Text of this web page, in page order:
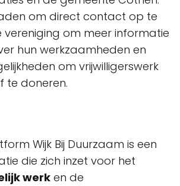
om direct contact op te
vereniging om meer informatie
hun werkzaamheden en
om vrijwilligerswerk
te doneren.
Wijk Bij Duurzaam is een
die zich inzet voor het
werk en de